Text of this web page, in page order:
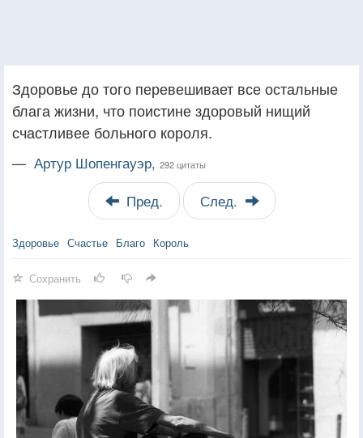
Здоровье до того перевешивает все остальные
блага жизни, что поистине здоровый нищий
счастливее больного короля.
— Артур Шопенгауэр, 292 цитаты
Пред. След.
Здоровье Счастье Благо Король
Сохранить